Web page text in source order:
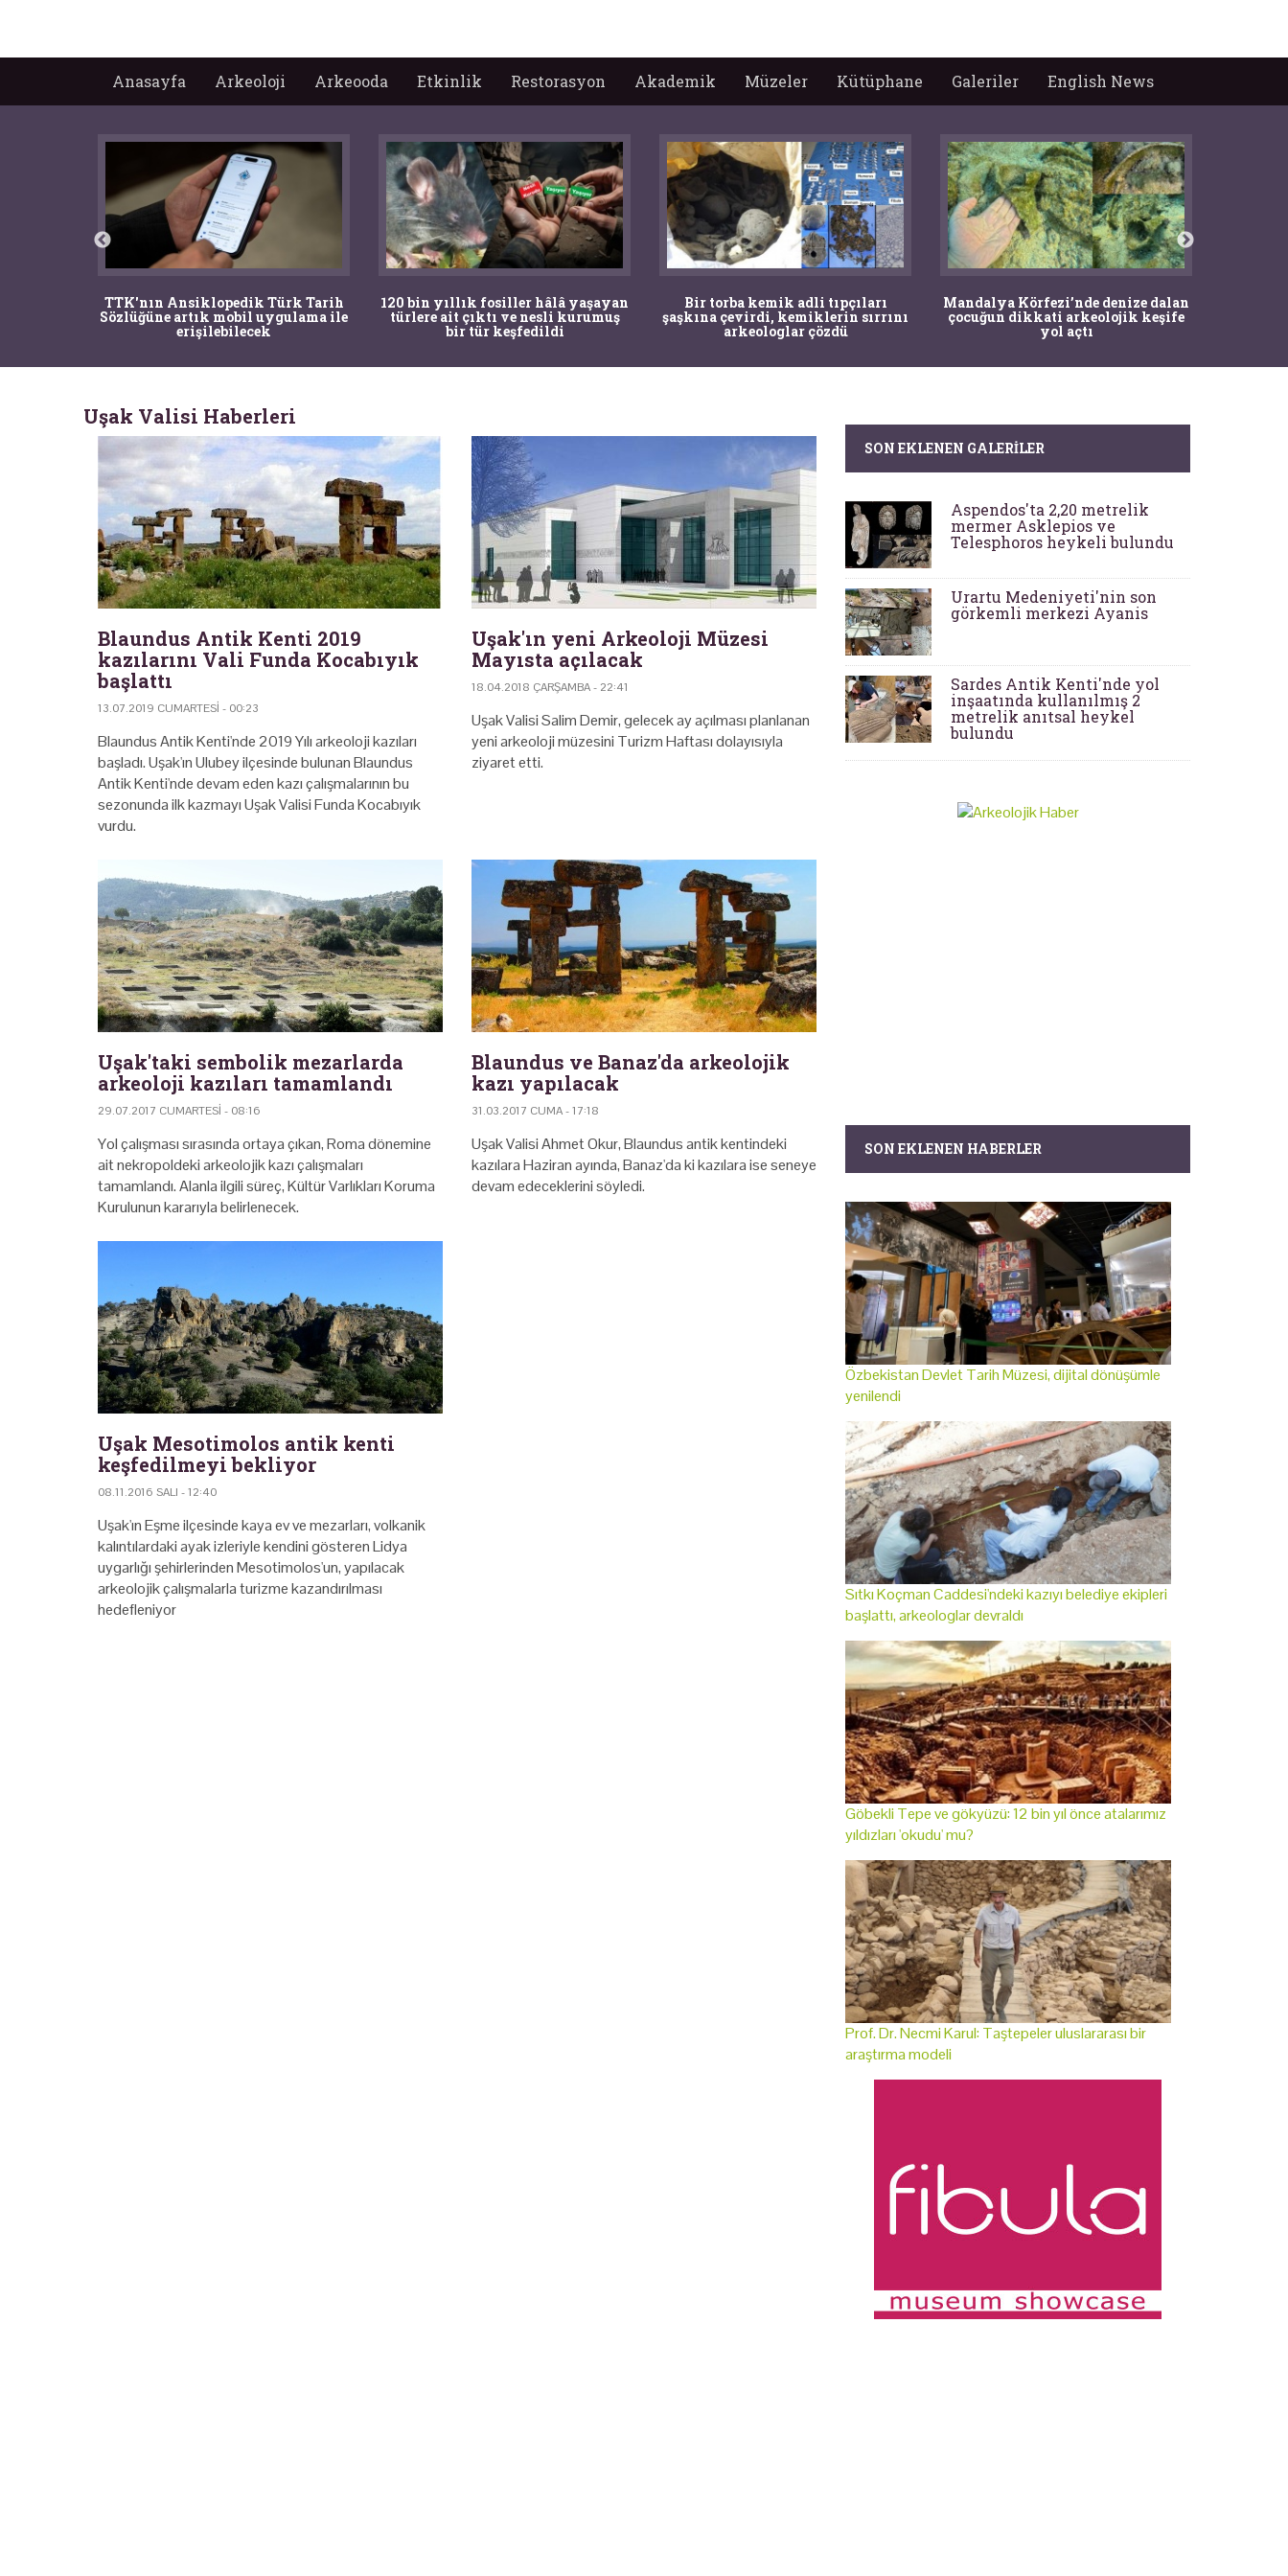
Anasayfa Arkeoloji Arkeooda Etkinlik Restorasyon Akademik Müzeler Kütüphane Galeriler English News
TTK'nın Ansiklopedik Türk Tarih
Sözlüğüne artık mobil uygulama ile
erişilebilecek
120 bin yıllık fosiller hâlâ yaşayan
türlere ait çıktı ve nesli kurumuş
bir tür keşfedildi
Bir torba kemik adli tıpçıları
şaşkına çevirdi, kemiklerin sırrını
arkeologlar çözdü
Mandalya Körfezi’nde denize dalan
çocuğun dikkati arkeolojik keşife
yol açtı
Uşak Valisi Haberleri
Blaundus Antik Kenti 2019
kazılarını Vali Funda Kocabıyık
başlattı
13.07.2019 CUMARTESI - 00:23
Blaundus Antik Kenti'nde 2019 Yılı arkeoloji kazıları
başladı. Uşak'ın Ulubey ilçesinde bulunan Blaundus
Antik Kenti'nde devam eden kazı çalışmalarının bu
sezonunda ilk kazmayı Uşak Valisi Funda Kocabıyık
vurdu.
Uşak'ın yeni Arkeoloji Müzesi
Mayısta açılacak
18.04.2018 ÇARŞAMBA - 22:41
Uşak Valisi Salim Demir, gelecek ay açılması planlanan
yeni arkeoloji müzesini Turizm Haftası dolayısıyla
ziyaret etti.
Uşak'taki sembolik mezarlarda
arkeoloji kazıları tamamlandı
29.07.2017 CUMARTESI - 08:16
Yol çalışması sırasında ortaya çıkan, Roma dönemine
ait nekropoldeki arkeolojik kazı çalışmaları
tamamlandı. Alanla ilgili süreç, Kültür Varlıkları Koruma
Kurulunun kararıyla belirlenecek.
Blaundus ve Banaz'da arkeolojik
kazı yapılacak
31.03.2017 CUMA - 17:18
Uşak Valisi Ahmet Okur, Blaundus antik kentindeki
kazılara Haziran ayında, Banaz'da ki kazılara ise seneye
devam edeceklerini söyledi.
Uşak Mesotimolos antik kenti
keşfedilmeyi bekliyor
08.11.2016 SALI - 12:40
Uşak'ın Eşme ilçesinde kaya ev ve mezarları, volkanik
kalıntılardaki ayak izleriyle kendini gösteren Lidya
uygarlığı şehirlerinden Mesotimolos'un, yapılacak
arkeolojik çalışmalarla turizme kazandırılması
hedefleniyor
SON EKLENEN GALERILER
Aspendos'ta 2,20 metrelik
mermer Asklepios ve
Telesphoros heykeli bulundu
Urartu Medeniyeti'nin son
görkemli merkezi Ayanis
Sardes Antik Kenti'nde yol
inşaatında kullanılmış 2
metrelik anıtsal heykel
bulundu
SON EKLENEN HABERLER
Özbekistan Devlet Tarih Müzesi, dijital dönüşümle
yenilendi
Sıtkı Koçman Caddesi'ndeki kazıyı belediye ekipleri
başlattı, arkeologlar devraldı
Göbekli Tepe ve gökyüzü: 12 bin yıl önce atalarımız
yıldızları 'okudu' mu?
Prof. Dr. Necmi Karul: Taştepeler uluslararası bir
araştırma modeli